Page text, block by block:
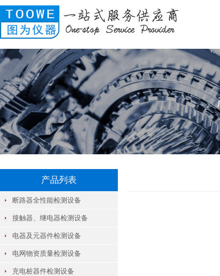
产品列表
断路器全性能检测设备
接触器、继电器检测设备
电器及元器件检测设备
电网物资质量检测设备
充电桩器件检测设备